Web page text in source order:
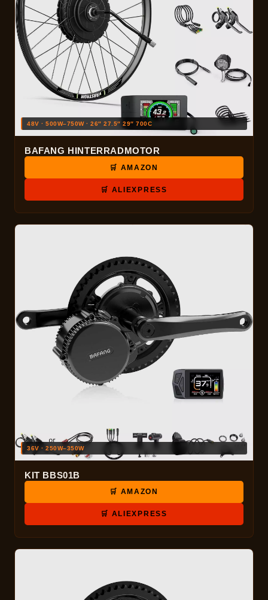
48V · 500W–750W · 26″ 27.5″ 29″ 700C
BAFANG HINTERRADMOTOR
🛒 AMAZON
🛒 ALIEXPRESS
36V · 250W–350W
KIT BBS01B
🛒 AMAZON
🛒 ALIEXPRESS